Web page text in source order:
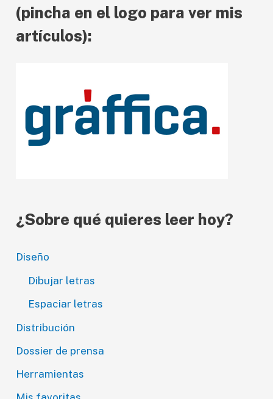
o
r
(pincha en el logo para ver mis
artículos):
¿Sobre qué quieres leer hoy?
Diseño
Dibujar letras
Espaciar letras
Distribución
Dossier de prensa
Herramientas